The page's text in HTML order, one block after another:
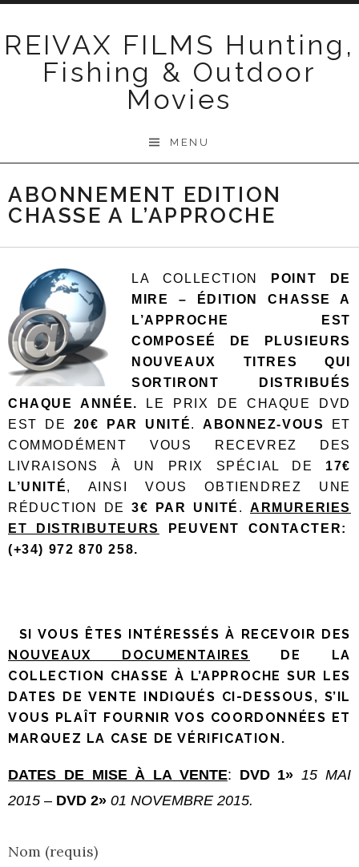
to
content
REIVAX FILMS Hunting,
Fishing & Outdoor
Movies
MENU
ABONNEMENT EDITION
CHASSE A L’APPROCHE
LA COLLECTION
POINT DE
MIRE – ÉDITIONCHASSE A
L’APPROCHE EST
COMPOSEÉ DE PLUSIEURS
NOUVEAUX TITRES QUI
SORTIRONT DISTRIBUÉS
CHAQUE ANNÉE.
LE PRIX DE CHAQUE DVD
EST DE 20€ PAR UNITÉ.ABONNEZ-VOUS
ET
COMMODÉMENT VOUS RECEVREZ DES
LIVRAISONS À UN PRIX SPÉCIAL DE 17€
L’UNITÉ, AINSI VOUS OBTIENDREZ UNE
RÉDUCTION DE3€ PAR UNITÉ . ARMURERIES
ET DISTRIBUTEURS
PEUVENT CONTACTER:
(+34) 972 870 258.
SI VOUS ÊTES INTÉRESSÉS À RECEVOIR DES
NOUVEAUX DOCUMENTAIRES
DE LA
COLLECTION CHASSE À L’APPROCHE SUR LES
DATES DE VENTE INDIQUÉS CI-DESSOUS, S’IL
VOUS PLAÎT FOURNIR VOS COORDONNÉES ET
MARQUEZ LA CASE DE VÉRIFICATION.
DATES DE MISE À LA VENTE: DVD 1» 15 MAI
2015 – DVD 2» 01 NOVEMBRE 2015.
Nom (requis)